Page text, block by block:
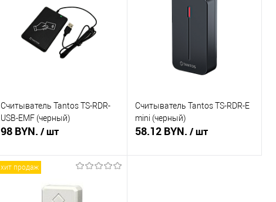
Купить в 1 клик
Сравнение
В избранное
В наличии
Купить в 1 клик
Считыватель Tantos TS-RDR-
USB-EMF (черный)
98 BYN. / шт
Считыватель Tantos TS-RDR-E
mini (черный)
58.12 BYN. / шт
хит продаж